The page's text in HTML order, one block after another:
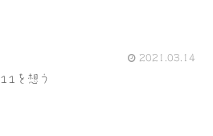
2021.03.14
を想う